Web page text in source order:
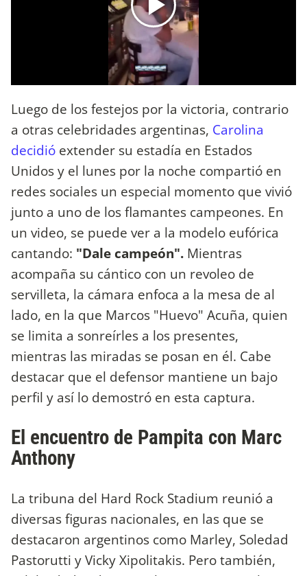
Luego de los festejos por la victoria, contrario
a otras celebridades argentinas, Carolina
decidió extender su estadía en Estados
Unidos y el lunes por la noche compartió en
redes sociales un especial momento que vivió
junto a uno de los flamantes campeones. En
un video, se puede ver a la modelo eufórica
cantando: "Dale campeón". Mientras
acompaña su cántico con un revoleo de
servilleta, la cámara enfoca a la mesa de al
lado, en la que Marcos "Huevo" Acuña, quien
se limita a sonreírles a los presentes,
mientras las miradas se posan en él. Cabe
destacar que el defensor mantiene un bajo
perfil y así lo demostró en esta captura.
El encuentro de Pampita con Marc
Anthony
La tribuna del Hard Rock Stadium reunió a
diversas figuras nacionales, en las que se
destacaron argentinos como Marley, Soledad
Pastorutti y Vicky Xipolitakis. Pero también,